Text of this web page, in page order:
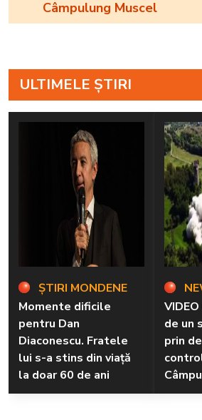
Câmpulung Muscel
ULTIMELE ȘTIRI
ȘTIRI MONDENE
Momente dificile
pentru Dan
Diaconescu. Fratele
lui s-a stins din viață
la doar 60 de ani
de un
prin